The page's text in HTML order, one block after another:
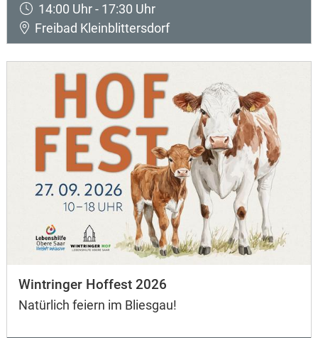
14:00 Uhr - 17:30 Uhr
Freibad Kleinblittersdorf
Wintringer Hoffest 2026
Natürlich feiern im Bliesgau!